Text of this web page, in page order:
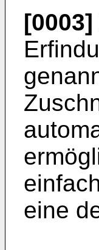
[0003]
eine